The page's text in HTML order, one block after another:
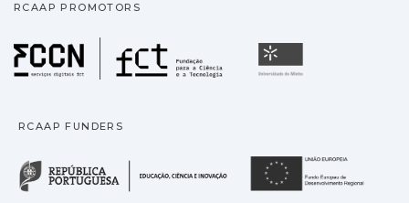
RCAAP PROMOTORS
Fundação para a
RCAAP FUNDERS
República Portuguesa